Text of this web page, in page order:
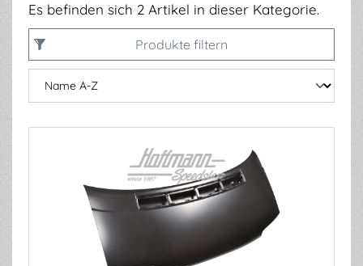
Es befinden sich 2 Artikel in dieser Kategorie.
Produkte filtern